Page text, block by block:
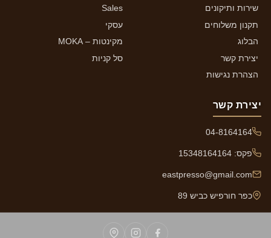
שירות ותיקונים
תקנון משלוחים
הבלוג
יצירת קשר
הצהרת נגישות
Sales
עסקי
מקינטות – MOKA
סל קניות
יצירת קשר
04-8164164
פקס: 15348164164
eastpresso@gmail.com
כפר חורפיש כביש 89